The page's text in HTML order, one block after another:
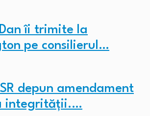
îi trimite la
pe consilierul…
depun amendament
integrității.…